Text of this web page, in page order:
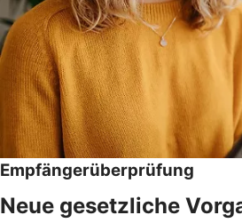
Empfängerüberprüfung
Neue gesetzliche